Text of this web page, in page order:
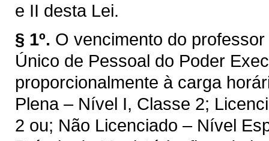
e II desta Lei.
§ 1º. O vencimento do
Único de Pessoal do Poder
proporcionalmente à carga
Plena – Nível I, Classe 2;
2 ou; Não Licenciado – Nível